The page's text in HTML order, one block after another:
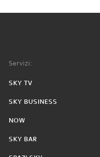
Servizi:
SKY TV
SKY BUSINESS
NOW
SKY BAR